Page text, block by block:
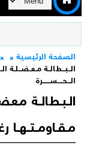
الصفحة الرئيسية
الــبــطالــة مـعـضــلـة
الـــحــــســــــرة
الــبــطالــة
مــقــاومـــتـــهــا